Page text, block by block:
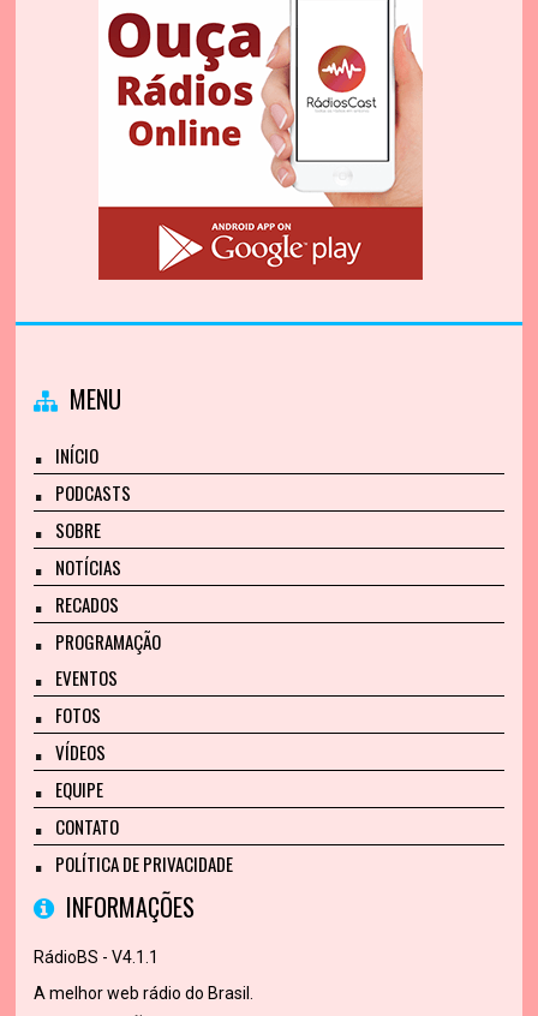
MENU
INÍCIO
PODCASTS
SOBRE
NOTÍCIAS
RECADOS
PROGRAMAÇÃO
EVENTOS
FOTOS
VÍDEOS
EQUIPE
CONTATO
POLÍTICA DE PRIVACIDADE
INFORMAÇÕES
RádioBS - V4.1.1
A melhor web rádio do Brasil.